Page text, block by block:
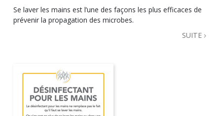
Se laver les mains est l’une des façons les plus efficaces de
prévenir la propagation des microbes.
SUITE